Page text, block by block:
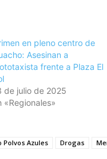
en pleno centro de
Asesinan a
frente a Plaza El
de julio de 2025
«Regionales»
Polvos Azules Drogas